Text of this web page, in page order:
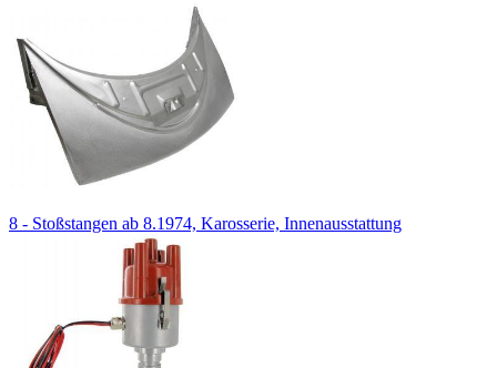
8 - Stoßstangen ab 8.1974, Karosserie, Innenausstattung